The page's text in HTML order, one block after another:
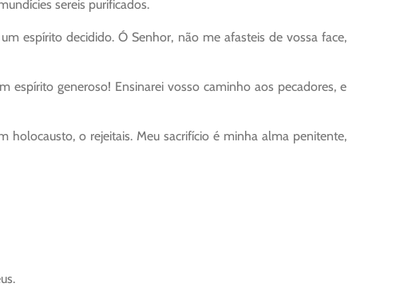
sereis purificados.
espírito decidido. Ó Senhor, não me afasteis de vossa face,
generoso! Ensinarei vosso caminho aos pecadores, e
holocausto, o rejeitais. Meu sacrifício é minha alma penitente,